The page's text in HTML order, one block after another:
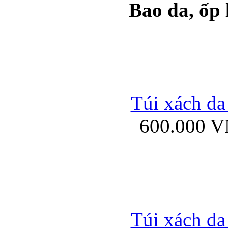
Ốp lưng silicon
Ốp lưng Samsung
Bao da,
Túi xách
600.000
Túi xách